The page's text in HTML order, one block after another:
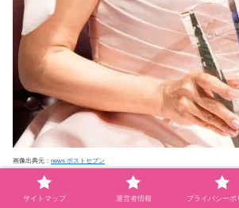
画像出典元： news ポストセブン
宮崎美子さんは仕事もプライベートも
サイトマップ 運営者情報 プライバシーポ